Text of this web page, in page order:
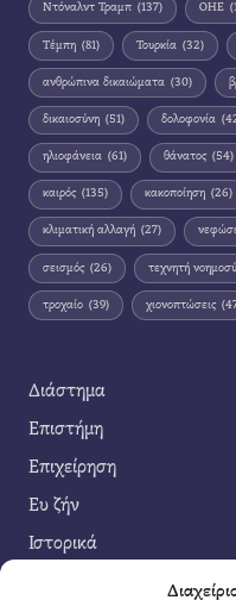
Ντόναλντ Τραμπ (137) ΟΗΕ
Τέμπη (81) Τουρκία (32)
ανθρώπινα δικαιώματα (30)
δικαιοσύνη (51) δολοφονία
ηλιοφάνεια (61) θάνατος (54)
καιρός (135) κακοποίηση (26)
κλιματική αλλαγή (27)
σεισμός (26) τεχνητή
τροχαίο (39) χιονοπτώσεις
Διάστημα
Επιστήμη
Επιχείρηση
Ευ ζήν
Ιστορικά